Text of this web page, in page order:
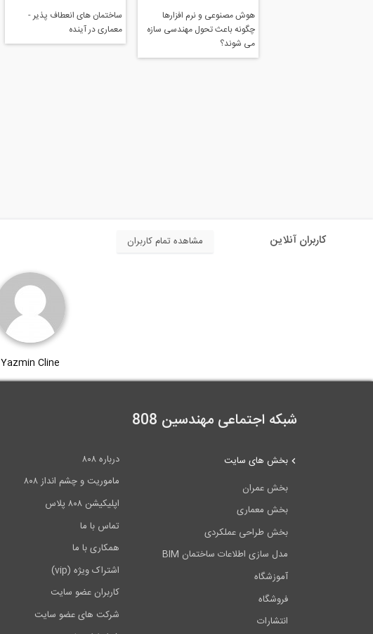
هوش مصنوعی و نرم افزارها
چگونه باعث تحول مهندسی سازه
می شوند؟
ساختمان های انعطاف پذیر -
معماری در آینده
کاربران آنلاین مشاهده تمام کاربران
Yazmin Cline
شبکه اجتماعی مهندسین 808
درباره ۸۰۸
ماموریت و چشم انداز ۸۰۸
اپلیکیشن ۸۰۸ پلاس
تماس با ما
همکاری با ما
اشتراک ویژه (vip)
کاربران عضو سایت
شرکت های عضو سایت
بخش های سایت
بخش عمران
بخش معماری
بخش طراحی عملکردی
مدل سازی اطلاعات ساختمان BIM
آموزشگاه
فروشگاه
انتشارات